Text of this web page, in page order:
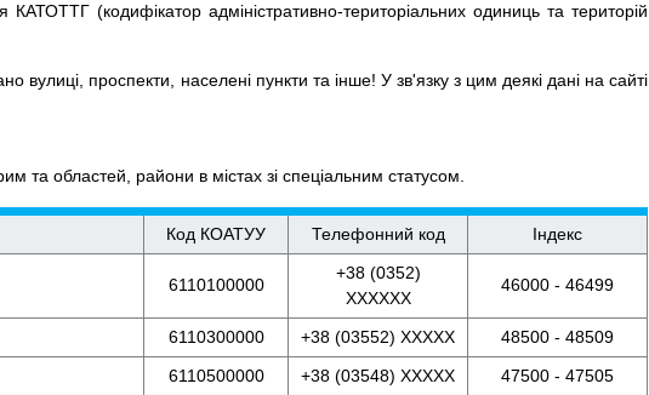
(кодифікатор адміністративно-територіальних одиниць та територій
вулиці, проспекти, населені пункти та інше! У зв'язку з цим деякі дані на сайті
та областей, райони в містах зі спеціальним статусом.
Код КОАТУУ Телефонний код Індекс
6110100000
+38 (0352)
XXXXXX
46000 - 46499
6110300000 +38 (03552) XXXXX
48500 - 48509
6110500000 +38 (03548) XXXXX
47500 - 47505